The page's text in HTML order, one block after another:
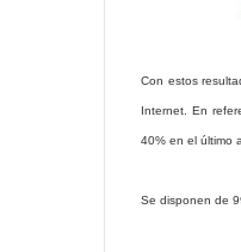
Con estos
Internet. En
40% en el último
Se disponen de